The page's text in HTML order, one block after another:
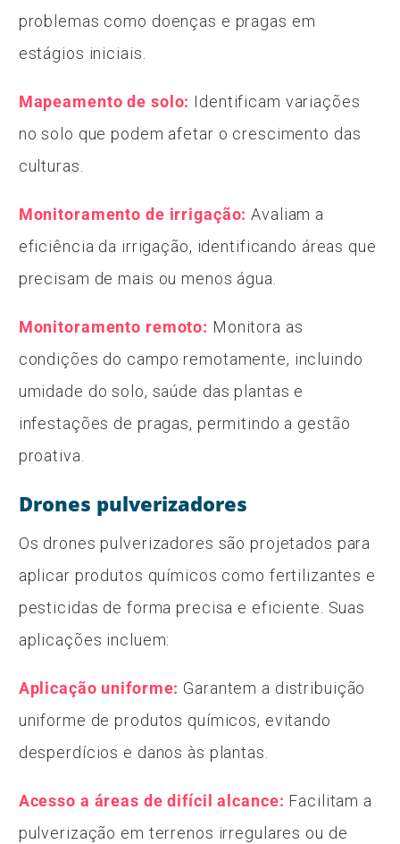
problemas como doenças e pragas em
estágios iniciais.
Mapeamento de solo: Identificam variações
no solo que podem afetar o crescimento das
culturas.
Monitoramento de irrigação: Avaliam a
eficiência da irrigação, identificando áreas que
precisam de mais ou menos água.
Monitoramento remoto: Monitora as
condições do campo remotamente, incluindo
umidade do solo, saúde das plantas e
infestações de pragas, permitindo a gestão
proativa.
Drones pulverizadores
Os drones pulverizadores são projetados para
aplicar produtos químicos como fertilizantes e
pesticidas de forma precisa e eficiente. Suas
aplicações incluem:
Aplicação uniforme: Garantem a distribuição
uniforme de produtos químicos, evitando
desperdícios e danos às plantas.
Acesso a áreas de difícil alcance: Facilitam a
pulverização em terrenos irregulares ou de